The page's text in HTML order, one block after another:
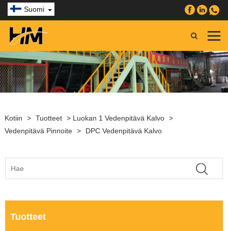
Suomi
Kotiin > Tuotteet > Luokan 1 Vedenpitävä Kalvo >
Vedenpitävä Pinnoite > DPC Vedenpitävä Kalvo
Tuotteet